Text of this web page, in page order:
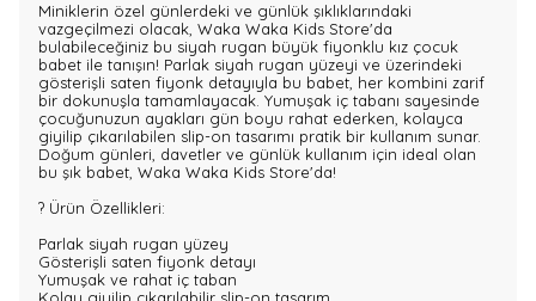
Miniklerin özel günlerdeki ve günlük şıklıklarındaki
vazgeçilmezi olacak, Waka Waka Kids Store'da
bulabileceğiniz bu siyah rugan büyük fiyonklu kız çocuk
babet ile tanışın! Parlak siyah rugan yüzeyi ve üzerindeki
gösterişli saten fiyonk detayıyla bu babet, her kombini zarif
bir dokunuşla tamamlayacak. Yumuşak iç tabanı sayesinde
çocuğunuzun ayakları gün boyu rahat ederken, kolayca
giyilip çıkarılabilen slip-on tasarımı pratik bir kullanım sunar.
Doğum günleri, davetler ve günlük kullanım için ideal olan
bu şık babet, Waka Waka Kids Store'da!
? Ürün Özellikleri:
Parlak siyah rugan yüzey
Gösterişli saten fiyonk detayı
Yumuşak ve rahat iç taban